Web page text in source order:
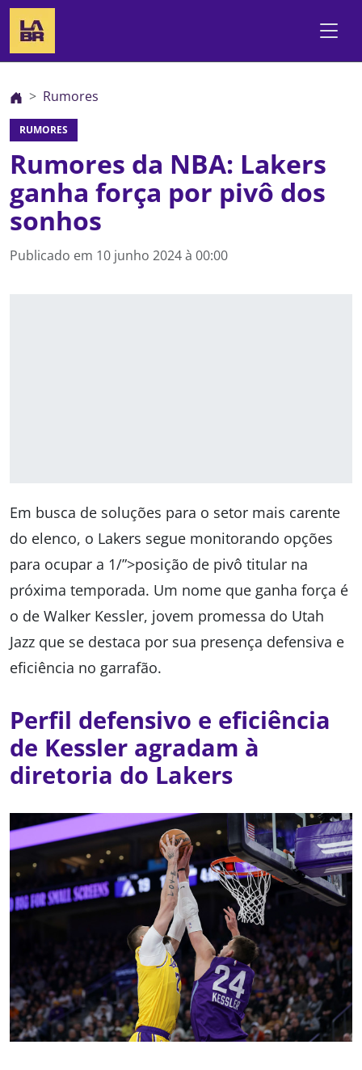
Rumores
RUMORES
Rumores da NBA: Lakers
ganha força por pivô dos
sonhos
Publicado em 10 junho 2024 à 00:00
Em busca de soluções para o setor mais carente
do elenco, o Lakers segue monitorando opções
para ocupar a 1/”>posição de pivô titular na
próxima temporada. Um nome que ganha força é
o de Walker Kessler, jovem promessa do Utah
Jazz que se destaca por sua presença defensiva e
eficiência no garrafão.
Perfil defensivo e eficiência
de Kessler agradam à
diretoria do Lakers